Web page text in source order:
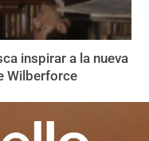
inspirar a la nueva
Wilberforce